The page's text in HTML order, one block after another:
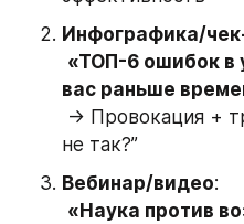
Инфографика/
«ТОП-6 ошибок в
вас раньше
не так?”
Вебинар/видео:
«Наука против